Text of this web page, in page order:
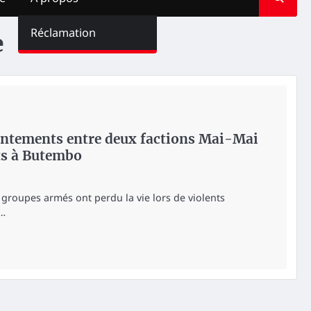
Réclamation
entre deux factions Mai-Mai
à Butembo
groupes armés ont perdu la vie lors de violents